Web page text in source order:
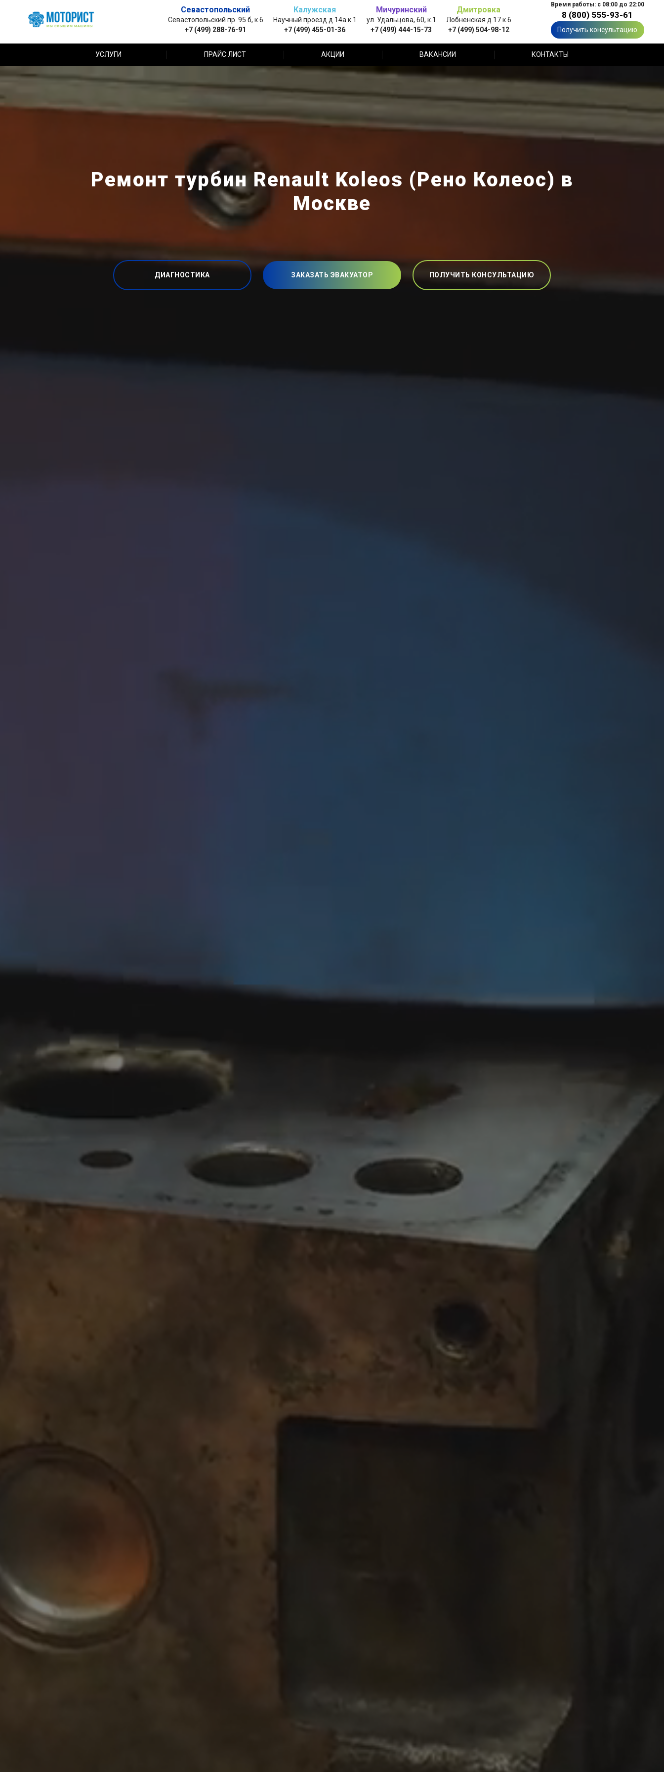
Севастопольский
Севастопольский пр. 95 б, к.6
+7 (499) 288-76-91
Калужская
Научный проезд д.14а к.1
+7 (499) 455-01-36
Мичуринский
ул. Удальцова, 60, к.1
+7 (499) 444-15-73
Дмитровка
Лобненская д.17 к.6
+7 (499) 504-98-12
Время работы: с 08:00 до 22:00
8 (800) 555-93-61
Получить консультацию
УСЛУГИ ПРАЙС ЛИСТ АКЦИИ ВАКАНСИИ КОНТАКТЫ
Ремонт турбин Renault Koleos (Рено Колеос) в
Москве
ДИАГНОСТИКА ЗАКАЗАТЬ ЭВАКУАТОР ПОЛУЧИТЬ КОНСУЛЬТАЦИЮ